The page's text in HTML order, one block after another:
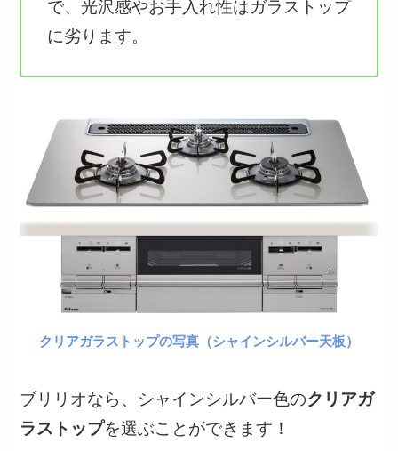
で、光沢感やお手入れ性はガラストップ
に劣ります。
クリアガラストップの写真（シャインシルバー天板）
ブリリオなら、シャインシルバー色のクリアガ
ラストップを選ぶことができます！